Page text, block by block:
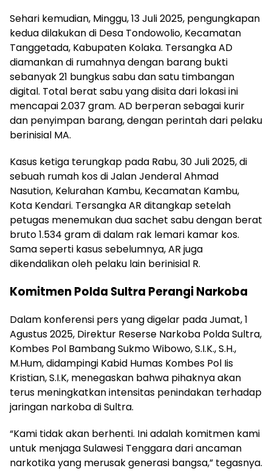
Sehari kemudian, Minggu, 13 Juli 2025, pengungkapan
kedua dilakukan di Desa Tondowolio, Kecamatan
Tanggetada, Kabupaten Kolaka. Tersangka AD
diamankan di rumahnya dengan barang bukti
sebanyak 21 bungkus sabu dan satu timbangan
digital. Total berat sabu yang disita dari lokasi ini
mencapai 2.037 gram. AD berperan sebagai kurir
dan penyimpan barang, dengan perintah dari pelaku
berinisial MA.
Kasus ketiga terungkap pada Rabu, 30 Juli 2025, di
sebuah rumah kos di Jalan Jenderal Ahmad
Nasution, Kelurahan Kambu, Kecamatan Kambu,
Kota Kendari. Tersangka AR ditangkap setelah
petugas menemukan dua sachet sabu dengan berat
bruto 1.534 gram di dalam rak lemari kamar kos.
Sama seperti kasus sebelumnya, AR juga
dikendalikan oleh pelaku lain berinisial R.
Komitmen Polda Sultra Perangi Narkoba
Dalam konferensi pers yang digelar pada Jumat, 1
Agustus 2025, Direktur Reserse Narkoba Polda Sultra,
Kombes Pol Bambang Sukmo Wibowo, S.I.K., S.H.,
M.Hum, didampingi Kabid Humas Kombes Pol Iis
Kristian, S.I.K, menegaskan bahwa pihaknya akan
terus meningkatkan intensitas penindakan terhadap
jaringan narkoba di Sultra.
“Kami tidak akan berhenti. Ini adalah komitmen kami
untuk menjaga Sulawesi Tenggara dari ancaman
narkotika yang merusak generasi bangsa,” tegasnya.